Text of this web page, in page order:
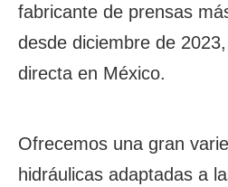
fabricante de prensas
desde diciembre de
directa en México.
Ofrecemos una gran
hidráulicas adaptadas a